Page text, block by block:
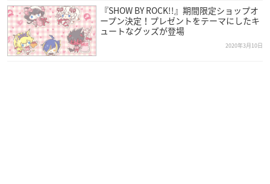
『SHOW BY ROCK!!』期間限定ショップオ
ープン決定！プレゼントをテーマにしたキ
ュートなグッズが登場
2020年3月10日